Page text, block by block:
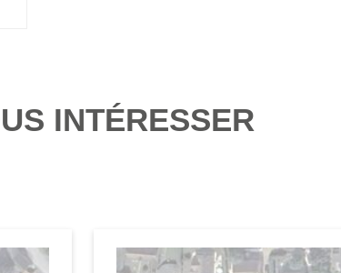
INTÉRESSER